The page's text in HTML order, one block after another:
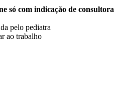
só com indicação de
pelo pediatra
ao trabalho